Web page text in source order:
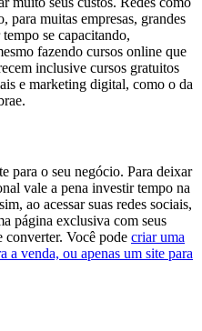
para muitas empresas, grandes
se capacitando,
fazendo cursos online que
inclusive cursos gratuitos
e marketing digital, como o da
para o seu negócio. Para deixar
vale a pena investir tempo na
ao acessar suas redes sociais,
página exclusiva com seus
converter. Você pode criar uma
a venda, ou apenas um site para